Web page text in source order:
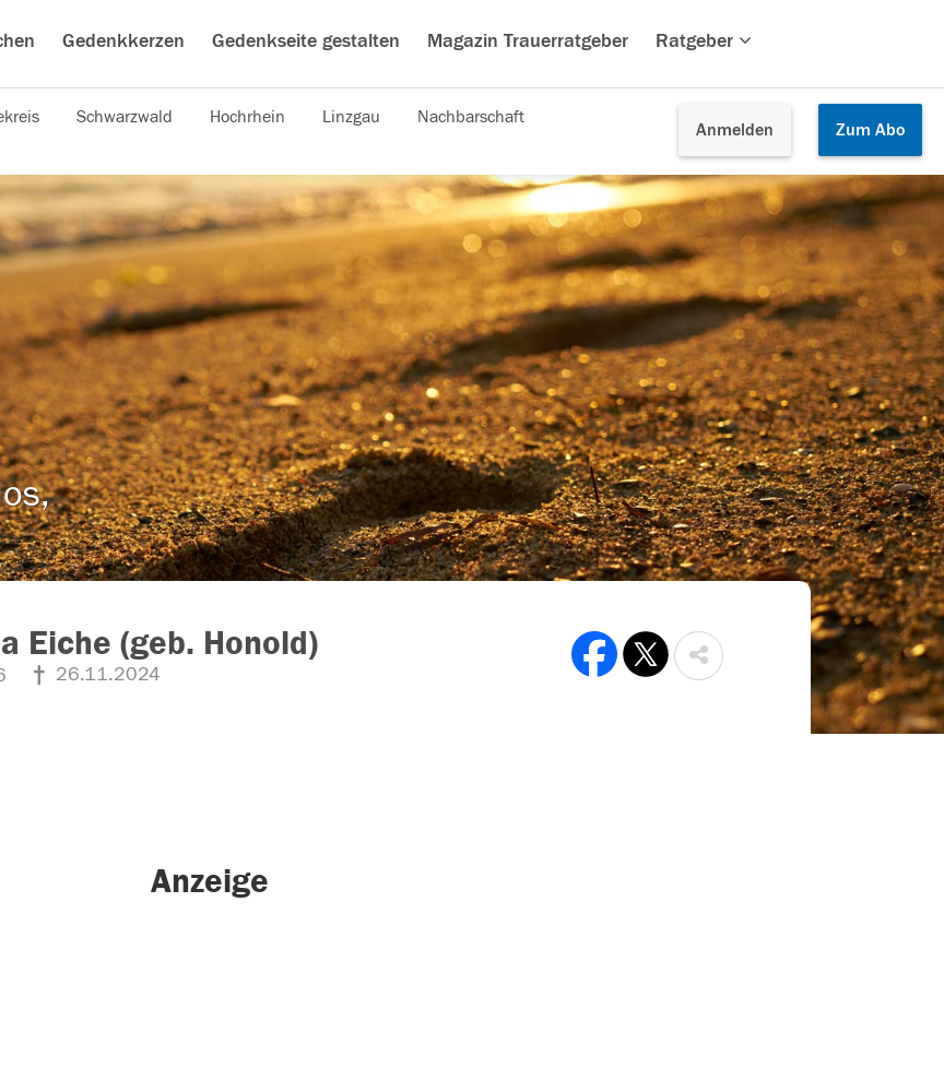
Gedenkkerzen Gedenkseite gestalten Magazin Trauerratgeber Ratgeber
Anmelden Zum Abo
Schwarzwald Hochrhein Linzgau Nachbarschaft
Eiche (geb. Honold)
26.11.2024
Anzeige